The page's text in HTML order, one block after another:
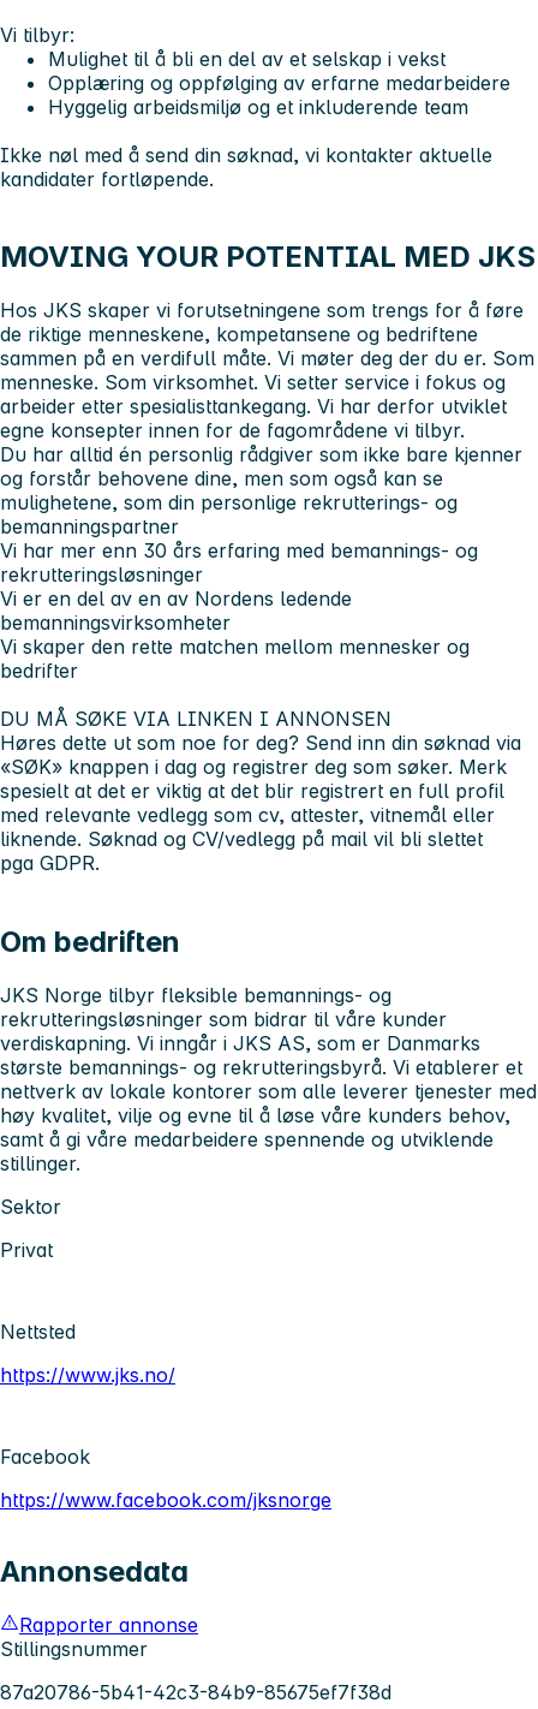
Vi tilbyr:
Mulighet til å bli en del av et selskap i vekst
Opplæring og oppfølging av erfarne medarbeidere
Hyggelig arbeidsmiljø og et inkluderende team
Ikke nøl med å send din søknad, vi kontakter aktuelle
kandidater fortløpende.
MOVING YOUR POTENTIAL MED JKS
Hos JKS skaper vi forutsetningene som trengs for å føre
de riktige menneskene, kompetansene og bedriftene
sammen på en verdifull måte. Vi møter deg der du er. Som
menneske. Som virksomhet. Vi setter service i fokus og
arbeider etter spesialisttankegang. Vi har derfor utviklet
egne konsepter innen for de fagområdene vi tilbyr.
Du har alltid én personlig rådgiver som ikke bare kjenner
og forstår behovene dine, men som også kan se
mulighetene, som din personlige rekrutterings- og
bemanningspartner
Vi har mer enn 30 års erfaring med bemannings- og
rekrutteringsløsninger
Vi er en del av en av Nordens ledende
bemanningsvirksomheter
Vi skaper den rette matchen mellom mennesker og
bedrifter
DU MÅ SØKE VIA LINKEN I ANNONSEN
Høres dette ut som noe for deg? Send inn din søknad via
«SØK» knappen i dag og registrer deg som søker. Merk
spesielt at det er viktig at det blir registrert en full profil
med relevante vedlegg som cv, attester, vitnemål eller
liknende. Søknad og CV/vedlegg på mail vil bli slettet
pga GDPR.
Om bedriften
JKS Norge tilbyr fleksible bemannings- og
rekrutteringsløsninger som bidrar til våre kunder
verdiskapning. Vi inngår i JKS AS, som er Danmarks
største bemannings- og rekrutteringsbyrå. Vi etablerer et
nettverk av lokale kontorer som alle leverer tjenester med
høy kvalitet, vilje og evne til å løse våre kunders behov,
samt å gi våre medarbeidere spennende og utviklende
stillinger.
Sektor
Privat
Nettsted
https://www.jks.no/
Facebook
https://www.facebook.com/jksnorge
Annonsedata
Rapporter annonse
Stillingsnummer
87a20786-5b41-42c3-84b9-85675ef7f38d